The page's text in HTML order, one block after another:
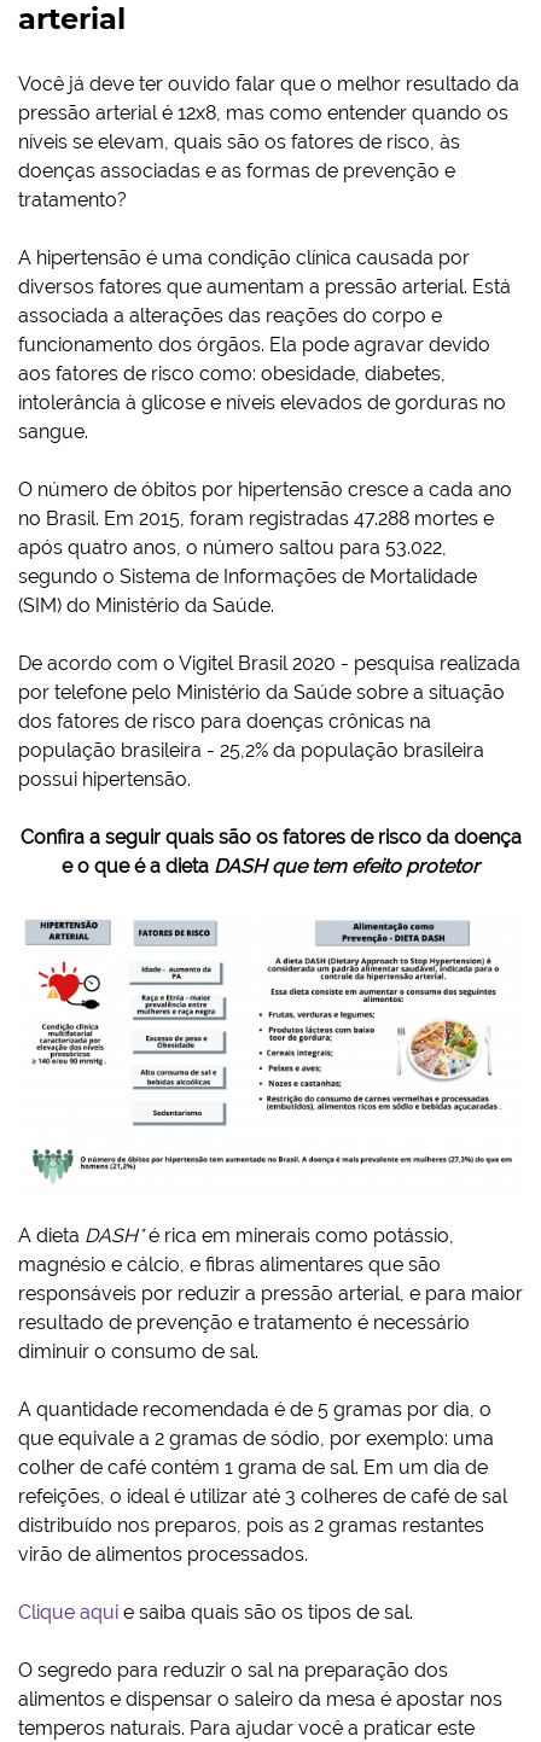
arterial
Você já deve ter ouvido falar que o melhor resultado da
pressão arterial é 12x8, mas como entender quando os
níveis se elevam, quais são os fatores de risco, às
doenças associadas e as formas de prevenção e
tratamento?
A hipertensão é uma condição clínica causada por
diversos fatores que aumentam a pressão arterial. Está
associada a alterações das reações do corpo e
funcionamento dos órgãos. Ela pode agravar devido
aos fatores de risco como: obesidade, diabetes,
intolerância à glicose e níveis elevados de gorduras no
sangue.
O número de óbitos por hipertensão cresce a cada ano
no Brasil. Em 2015, foram registradas 47.288 mortes e
após quatro anos, o número saltou para 53.022,
segundo o Sistema de Informações de Mortalidade
(SIM) do Ministério da Saúde.
De acordo com o Vigitel Brasil 2020 - pesquisa realizada
por telefone pelo Ministério da Saúde sobre a situação
dos fatores de risco para doenças crônicas na
população brasileira - 25,2% da população brasileira
possui hipertensão.
Confira a seguir quais são os fatores de risco da doença
e o que é a dieta DASH que tem efeito protetor
A dieta DASH*é rica em minerais como potássio,
magnésio e cálcio, e fibras alimentares que são
responsáveis por reduzir a pressão arterial, e para maior
resultado de prevenção e tratamento é necessário
diminuir o consumo de sal.
A quantidade recomendada é de 5 gramas por dia, o
que equivale a 2 gramas de sódio, por exemplo: uma
colher de café contém 1 grama de sal. Em um dia de
refeições, o ideal é utilizar até 3 colheres de café de sal
distribuído nos preparos, pois as 2 gramas restantes
virão de alimentos processados.
Clique aqui e saiba quais são os tipos de sal.
O segredo para reduzir o sal na preparação dos
alimentos e dispensar o saleiro da mesa é apostar nos
temperos naturais. Para ajudar você a praticar este